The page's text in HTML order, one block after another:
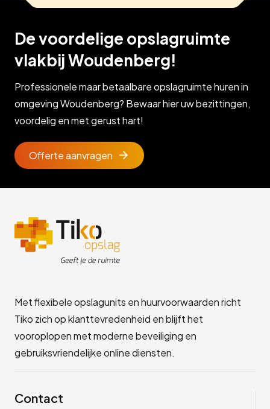
De voordelige opslagruimte
vlakbij Woudenberg!
Professionele maar betaalbare opslagruimte huren in
omgeving Woudenberg? Bewaar hier uw bezittingen,
voordelig en met gerust hart!
Offerte aanvragen
Met flexibele opslagunits en huurvoorwaarden richt
Tiko zich op klanttevredenheid en blijft het
vooroplopen met moderne beveiliging en
gebruiksvriendelijke online diensten.
Contact